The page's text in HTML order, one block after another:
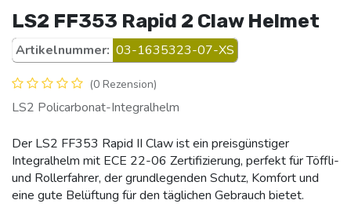
LS2 FF353 Rapid 2 Claw Helmet
Artikelnummer: 03-1635323-07-XS
(0 Rezension)
LS2 Policarbonat-Integralhelm
Der LS2 FF353 Rapid II Claw ist ein preisgünstiger
Integralhelm mit ECE 22-06 Zertifizierung, perfekt für Töffli-
und Rollerfahrer, der grundlegenden Schutz, Komfort und
eine gute Belüftung für den täglichen Gebrauch bietet.